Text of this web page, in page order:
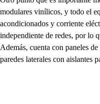
modulares vinílicos, y todo el
acondicionados y corriente
independiente de redes, por lo
Además, cuenta con paneles
paredes laterales con aislantes